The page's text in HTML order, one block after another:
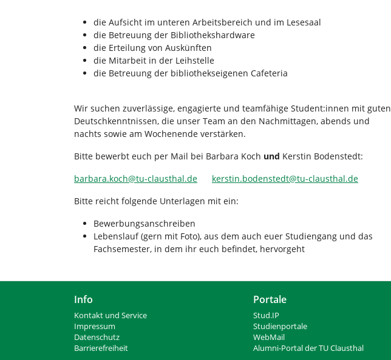
die Aufsicht im unteren Arbeitsbereich und im Lesesaal
die Betreuung der Bibliothekshardware
die Erteilung von Auskünften
die Mitarbeit in der Leihstelle
die Betreuung der bibliothekseigenen Cafeteria
Wir suchen zuverlässige, engagierte und teamfähige Student:innen mit guten
Deutschkenntnissen, die unser Team an den Nachmittagen, abends und
nachts sowie am Wochenende verstärken.
Bitte bewerbt euch per Mail bei Barbara Koch und Kerstin Bodenstedt:
barbara.koch@tu-clausthal.de kerstin.bodenstedt@tu-clausthal.de
Bitte reicht folgende Unterlagen mit ein:
Bewerbungsanschreiben
Lebenslauf (gern mit Foto), aus dem auch euer Studiengang und das
Fachsemester, in dem ihr euch befindet, hervorgeht
Info
Kontakt und Service
Impressum
Datenschutz
Barrierefreiheit
Portale
Stud.IP
Studienportale
WebMail
Alumni-Portal der TU Clausthal